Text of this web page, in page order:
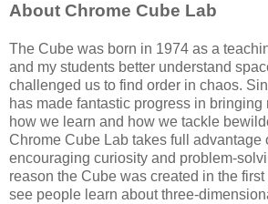
About Chrome Cube Lab
The Cube was born in 1974 as a
and my students better understand
challenged us to find order in chaos.
has made fantastic progress in
how we learn and how we tackle
Chrome Cube Lab takes full advantage
encouraging curiosity and problem-
reason the Cube was created in the first
see people learn about three-